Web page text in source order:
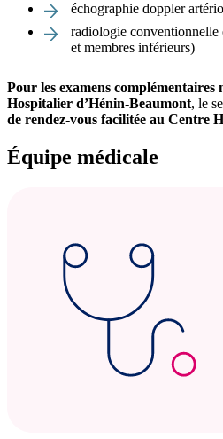
échographie doppler
radiologie conventionnelle
et membres inférieurs)
Pour les examens complémentaires
Hospitalier d’Hénin-Beaumont, le
de rendez-vous facilitée au Centre
Équipe médicale